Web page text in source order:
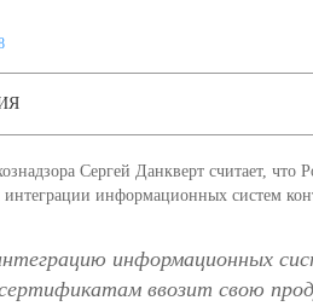
Сергей Данкверт считает,
информационных систем
информационных
ввозит свою